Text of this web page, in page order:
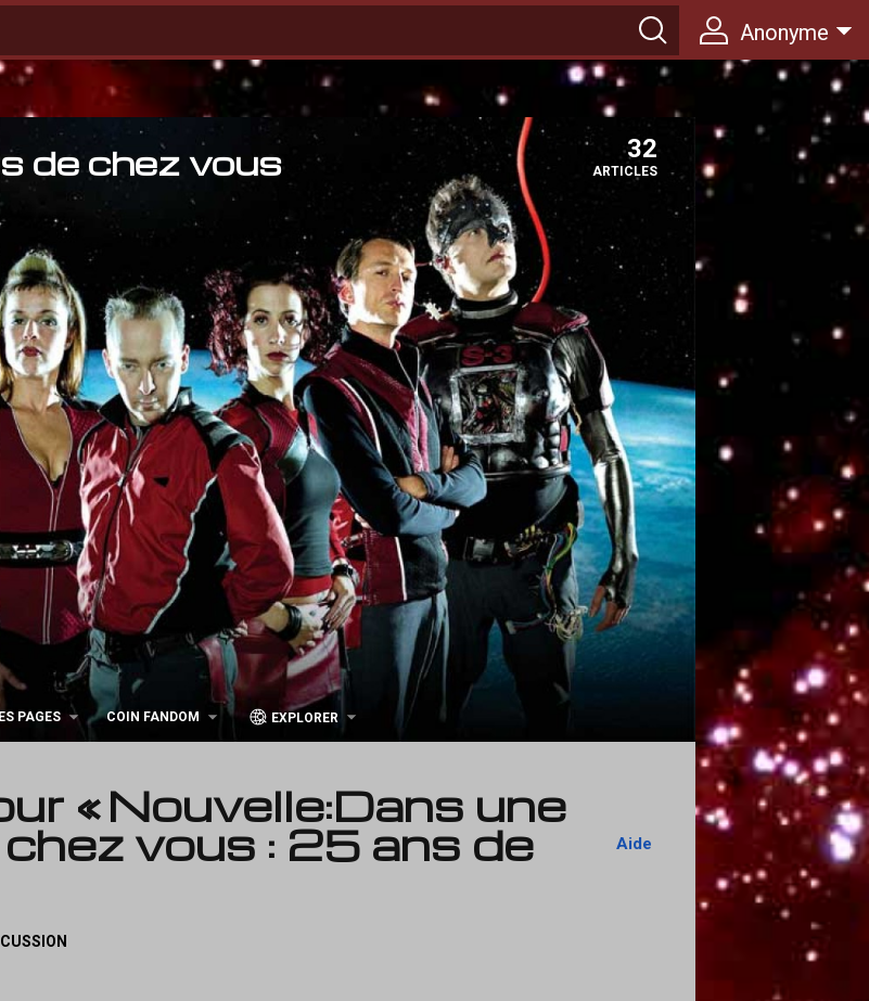
Anonyme
de chez vous 32
ARTICLES
PAGES COIN FANDOM EXPLORER
« Nouvelle:Dans une
vous : 25 ans de Aide